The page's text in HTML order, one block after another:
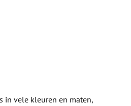
in vele kleuren en maten,